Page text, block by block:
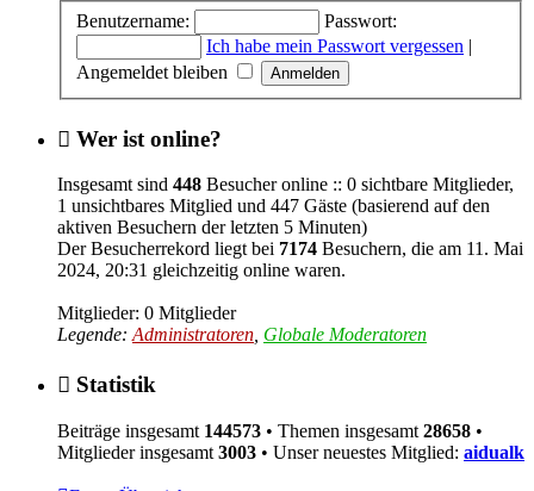
Benutzername:
Passwort:
Ich habe mein Passwort vergessen |
Angemeldet bleiben
Wer ist online?
Insgesamt sind 448 Besucher online :: 0 sichtbare Mitglieder,
1 unsichtbares Mitglied und 447 Gäste (basierend auf den
aktiven Besuchern der letzten 5 Minuten)
Der Besucherrekord liegt bei 7174 Besuchern, die am 11. Mai
2024, 20:31 gleichzeitig online waren.
Mitglieder: 0 Mitglieder
Legende: Administratoren Globale Moderatoren
Statistik
Beiträge insgesamt 144573 • Themen insgesamt 28658 •
Mitglieder insgesamt 3003 • Unser neuestes Mitglied: aidualk